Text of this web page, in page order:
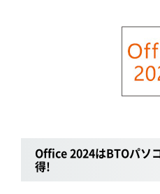
Office 2024はBTOパソ
得!